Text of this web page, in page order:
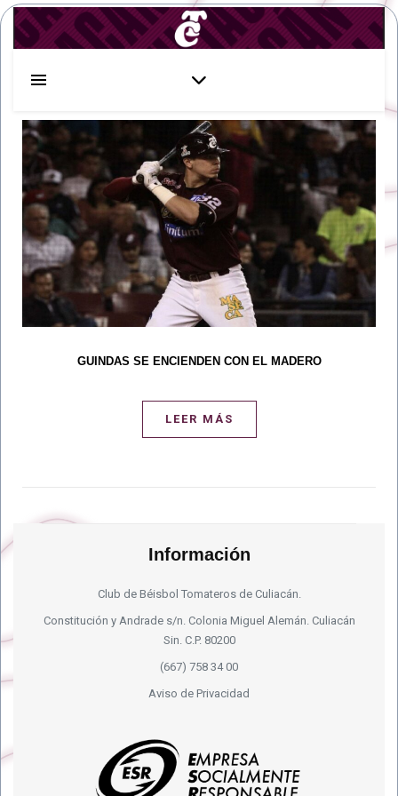
GUINDAS SE ENCIENDEN CON EL MADERO
LEER MÁS
Información
Club de Béisbol Tomateros de Culiacán.
Constitución y Andrade s/n. Colonia Miguel Alemán. Culiacán
Sin. C.P. 80200
(667) 758 34 00
Aviso de Privacidad